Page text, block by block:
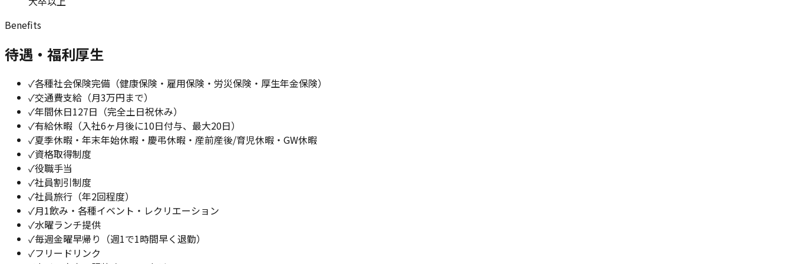
Benefits
待遇・福利厚生
✓各種社会保険完備（健康保険・雇用保険・労災保険・厚生年金保険）
✓交通費支給（月3万円まで）
✓年間休日127日（完全土日祝休み）
✓有給休暇（入社6ヶ月後に10日付与、最大20日）
✓夏季休暇・年末年始休暇・慶弔休暇・産前産後/育児休暇・GW休暇
✓資格取得制度
✓役職手当
✓社員割引制度
✓社員旅行（年2回程度）
✓月1飲み・各種イベント・レクリエーション
✓水曜ランチ提供
✓毎週金曜早帰り（週1で1時間早く退勤）
✓フリードリンク